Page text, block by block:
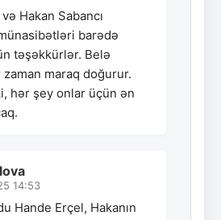
Hakan Sabancı
barədə
təşəkkürlər. Belə
maraq doğurur.
hər şey onlar üçün ən
14:53
Hande Erçel, Hakanın